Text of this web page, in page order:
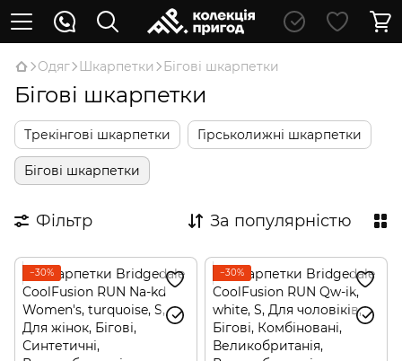
Oдяг Шкарпетки Бігові шкарпетки
Бігові шкарпетки
Трекінгові шкарпетки Гірськолижні шкарпетки
Бігові шкарпетки
Фільтр За популярністю
−30% −30%